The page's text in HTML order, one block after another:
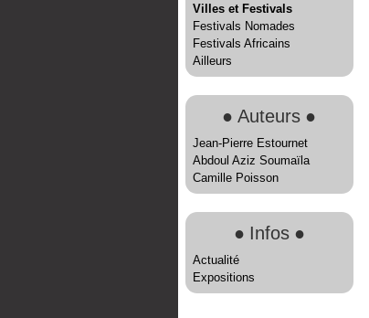
Villes et Festivals
Festivals Nomades
Festivals Africains
Ailleurs
● Auteurs ●
Jean-Pierre Estournet
Abdoul Aziz Soumaïla
Camille Poisson
● Infos ●
Actualité
Expositions